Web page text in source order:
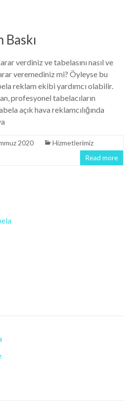
verdiniz ve tabelasını nasıl ve
veremediniz mi? Öyleyse bu
reklam ekibi yardımcı olabilir.
profesyonel tabelacıların
açık hava reklamcılığında
2020
Hizmetlerimiz
Read more